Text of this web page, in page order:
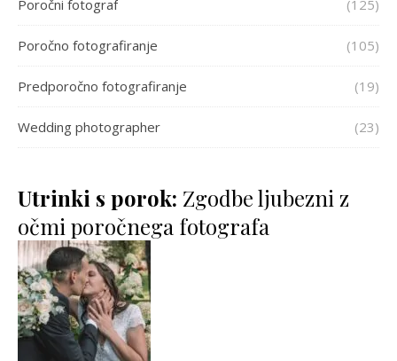
Poročni fotograf (125)
Poročno fotografiranje (105)
Predporočno fotografiranje (19)
Wedding photographer (23)
Utrinki s porok: Zgodbe ljubezni z
očmi poročnega fotografa